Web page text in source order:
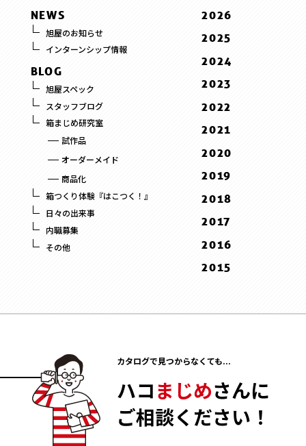
NEWS
旭屋のお知らせ
インターンシップ情報
BLOG
旭屋スペック
スタッフブログ
箱まじめ研究室
試作品
オーダーメイド
商品化
箱つくり体験『はこつく！』
日々の出来事
内職募集
その他
2026
7 . July
5 . May
3 . March
2 . February
1 . January
2025
12 . December
9 . September
8 . August
7 . July
6 . June
3 . March
2 . February
1 . January
2024
12 . December
9 . September
8 . August
7 . July
6 . June
2023
12 . December
2022
10 . October
2021
12 . December
3 . March
2 . February
1 . January
2020
12 . December
9 . September
8 . August
5 . May
2019
12 . December
9 . September
8 . August
3 . March
2 . February
2018
12 . December
9 . September
6 . June
2 . February
1 . January
2017
12 . December
1 . January
2016
12 . December
7 . July
5 . May
4 . April
2015
8 . August
7 . July
6 . June
5 . May
カタログで見つからなくても...
ハコまじめさんに
ご相談ください！